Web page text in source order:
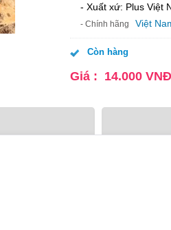
- Xuất xứ: Plus Việt
- Chính hãng Việt
Còn hàng
Giá : 14.000 VNĐ